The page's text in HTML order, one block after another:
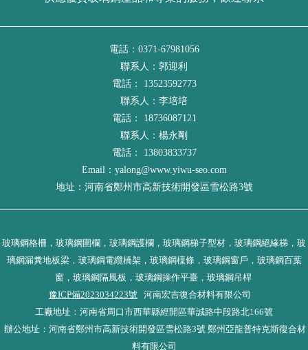
電話：0371-67981056
聯系人：郭迎利
電話： 13523592773
聯系人：李培培
電話： 18736087121
聯系人：楊永剛
電話： 13803833737
Email：yalong@www.yiwu-seo.com
地址：河南省鄭州市高新技術開發區雪松路3號
玻璃鋼格柵，玻璃鋼圍欄，玻璃鋼護欄，玻璃鋼梯子型材，玻璃鋼絕緣梯，玻
璃鋼漏糞地板梁，玻璃鋼電纜橋架，玻璃鋼檁條，玻璃鋼窗戶，玻璃鋼百葉
窗，玻璃鋼隔風板，玻璃鋼操作平臺，玻璃鋼吊桿
豫ICP備2023034223號 河南宏吉復合材料有限公司
工廠地址：河南省周口市西華縣經開區華誠路中段路北166號
辦公地址：河南省鄭州市高新技術開發區雪松路3號 鄭州亞龍普特克斯復合材
料有限公司